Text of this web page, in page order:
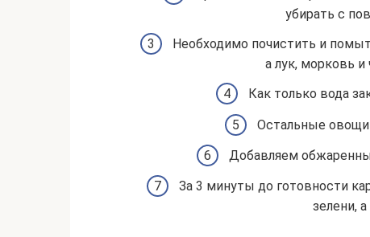
убирать с
Необходимо почистить и
а лук, морковь
Как только вода
Остальные
Добавляем
За 3 минуты до готовности
зелени,